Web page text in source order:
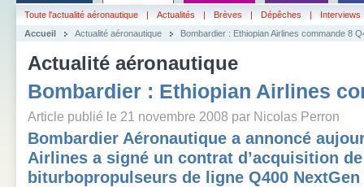
Toute l'actualité aéronautique | Actualités | Brèves | Dépêches |
Interviews
Accueil
Actualité aéronautique Bombardier : Ethiopian Airlines commande 8
Actualité aéronautique
Bombardier : Ethiopian Airlines
Article publié le 21 novembre 2008 par Nicolas Perron
Bombardier Aéronautique a annoncé
Airlines a signé un contrat d’acquisition
biturbopropulseurs de ligne Q400